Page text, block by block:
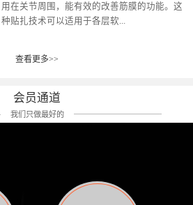
但是，当身体不适、休息不好、持续紧张等特
殊因素的影响下，有时还是会出现瘙痒过敏的
前后后居家近30天左右，感觉日子都日夜颠倒
痛影响走路。当天疼痛部贴了EDF和胃十字，膝
关节贴了半月板贴布。第2天第12肋部的EDF和
消失，贴布也没有出现进一步瘙痒过敏。而膝
关节的半月板贴布张力用的100%，但自始至终
破坏、发热、修复、增殖、再生等自然愈合能
力。 多作为细胞因子存在于皮肤表皮、真皮、
扎疗法）的效果是通过创造一个环境，使每种
以激发身体的自然愈合能力。 通常，药物会削
弱细胞因子的作用，单方面还会引起副作用的
症状。 与此相比，Kinesio肌内效贴创造了细
的控制仍有许多未知。 细胞因子是一种酵素，
各种各样的酵素起着适当的作用，为细胞创造
用在关节周围，能有效的改善筋膜的功能。这
种贴扎技术可以适用于各层软...
组织:肌肉，肌腱，韧带（主要围绕有问题的关
状，而是指贴布本身很重量，以及贴布刺激的
类型。贴布的应用充分利用了体内由间质液组
成的自然流体力学的流体层。这种轻微的刺激
间，还可以在单片贴布上提供支持和深度刺
激。通过对间质液的适当控制，可以连接皮下
查看更多>>
会员通道
我们只做最好的